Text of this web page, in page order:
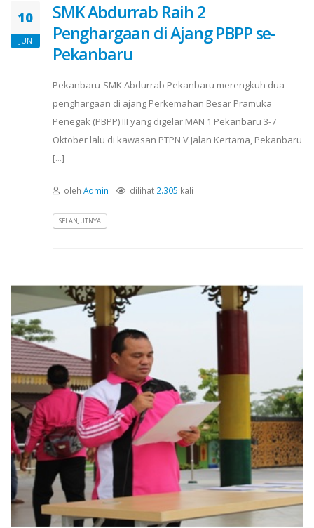
10
JUN
SMK Abdurrab Raih 2
Penghargaan di Ajang PBPP se-
Pekanbaru
Pekanbaru-SMK Abdurrab Pekanbaru merengkuh dua
penghargaan di ajang Perkemahan Besar Pramuka
Penegak (PBPP) III yang digelar MAN 1 Pekanbaru 3-7
Oktober lalu di kawasan PTPN V Jalan Kertama, Pekanbaru
[...]
oleh Admin dilihat 2.305 kali
SELANJUTNYA